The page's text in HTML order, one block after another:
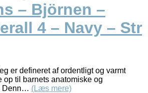
– Björnen –
4 – Navy – Str
er defineret af ordentligt og varmt
op til barnets anatomiske og
Denn… (Læs mere)